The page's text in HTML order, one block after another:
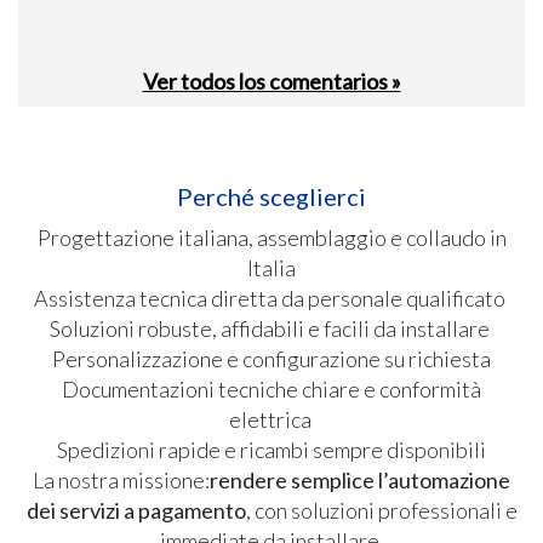
Ver todos los comentarios »
Perché sceglierci
Progettazione italiana, assemblaggio e collaudo in
Italia
Assistenza tecnica diretta da personale qualificato
Soluzioni robuste, affidabili e facili da installare
Personalizzazione e configurazione su richiesta
Documentazioni tecniche chiare e conformità
elettrica
Spedizioni rapide e ricambi sempre disponibili
La nostra missione:rendere semplice l’automazione
dei servizi a pagamento, con soluzioni professionali e